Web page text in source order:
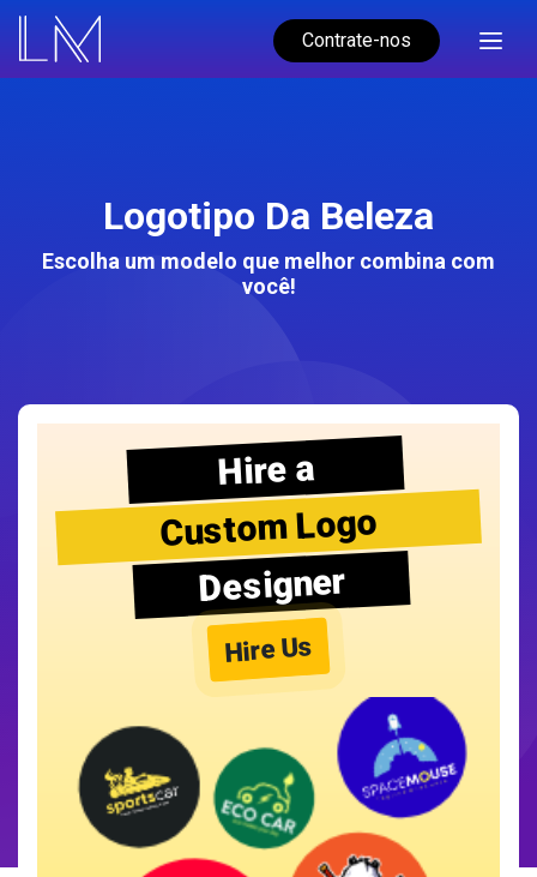
Contrate-nos
Logotipo Da Beleza
Escolha um modelo que melhor combina com
você!
Hire a
Custom Logo
Designer
Hire Us